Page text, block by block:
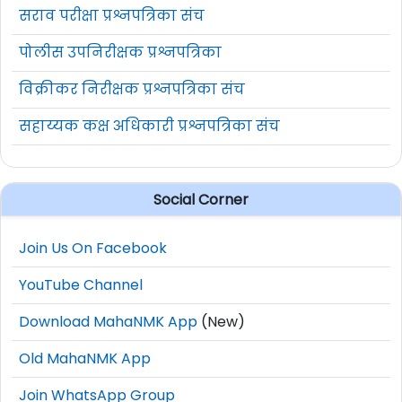
भारतीयांना ‘ट्विटर ब्ल्यू’साठी पैसे कधीपासून भरावे
लागणार? एलॉन मस्क यांनी दिलं उत्तर, म्हणाले :
भारतीयांनाही लवकरच ट्विटरवर ‘ब्ल्यू टिक’साठी
पैसे भरावे लागणार आहेत. ‘ट्विटर’चे नवे मालक
एलॉन मस्क यांनी एका महिन्यात भारतात ही सेवा
युजरने मस्क यांच्याकडे यासंबंधी शंका उपस्थित
केल्यानंतर, त्यांनीच याचं उत्तर दिलं. नुकतंच मस्क
लागणार असल्याचं जाहीर केलं असून, काही
ठिकाणी याची अंमलबजावणी सुरु केली आहे.
सध्या ‘ट्विटर ब्ल्यू’ सेवा अमेरिका, कॅनडा,
ऑस्ट्रेलिया, न्यूझीलंड आणि ब्रिटनमध्ये सुरु
करण्यात आली आहे. भारतातही महिन्याभरात ही
सराव परीक्षा प्रश्नपत्रिका संच
पोलीस उपनिरीक्षक प्रश्नपत्रिका
विक्रीकर निरीक्षक प्रश्नपत्रिका संच
सहाय्यक कक्ष अधिकारी प्रश्नपत्रिका संच
Social Corner
Join Us On Facebook
YouTube Channel
Download MahaNMK App (New)
Old MahaNMK App
Join WhatsApp Group